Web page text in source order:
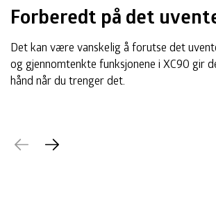
Forberedt på det
Det kan være vanskelig å forutse det
og gjennomtenkte funksjonene i XC90 gir
hånd når du trenger det.
TidligereNeste